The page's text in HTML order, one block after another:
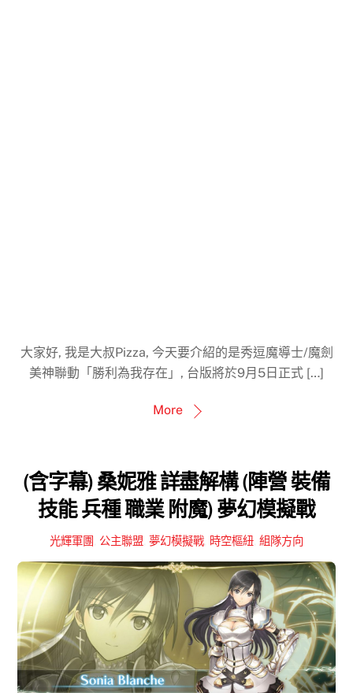
大家好, 我是大叔Pizza, 今天要介紹的是秀逗魔導士/魔劍
美神聯動「勝利為我存在」, 台版將於9月5日正式 […]
More
(含字幕) 桑妮雅 詳盡解構 (陣營 裝備
技能 兵種 職業 附魔) 夢幻模擬戰
光輝軍團 公主聯盟 夢幻模擬戰 時空樞紐 組隊方向